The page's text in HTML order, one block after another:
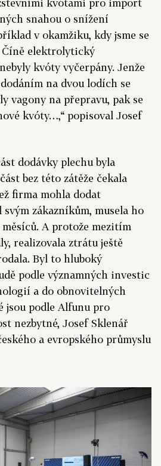
snahou o snížení
v okamžiku, kdy jsme se
elektrolytický
kvóty vyčerpány. Jenže
na dvou lodích se
vagony na přepravu, pak se
kvóty…,“ popisoval Josef
dodávky plechu byla
bez této zátěže čekala
firma mohla dodat
zákazníkům, musela ho
A protože mezitím
realizovala ztrátu ještě
Byl to hluboký
podle významných investic
a do obnovitelných
jsou podle Alfunu pro
nezbytné, Josef Sklenář
a evropského průmyslu